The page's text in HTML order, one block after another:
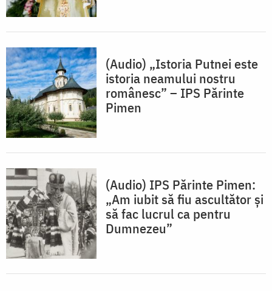
(Audio) „Istoria Putnei este
istoria neamului nostru
românesc” – IPS Părinte
Pimen
(Audio) IPS Părinte Pimen:
„Am iubit să fiu ascultător și
să fac lucrul ca pentru
Dumnezeu”